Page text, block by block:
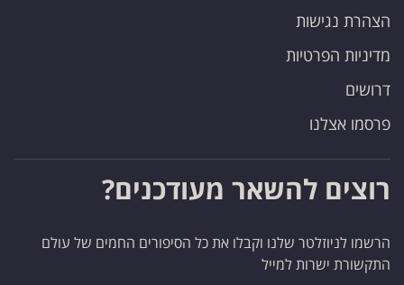
הצהרת נגישות
מדיניות הפרטיות
דרושים
פרסמו אצלנו
רוצים להשאר מעודכנים?
הרשמו לניוזלטר שלנו וקבלו את כל הסיפורים החמים של עולם
התקשורת ישרות למייל